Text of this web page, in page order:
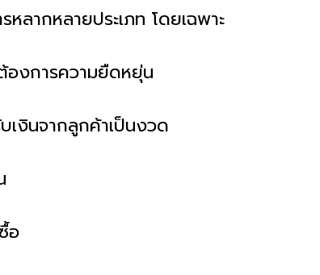
ลากหลายประเภท โดยเฉพาะ
องการความยืดหยุ่น
งินจากลูกค้าเป็นงวด
อ